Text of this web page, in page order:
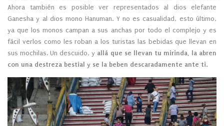
Ahora también es posible ver representados al dios elefante
Ganesha y al dios mono Hanuman. Y no es casualidad, esto último,
ya que los monos campan a sus anchas por todo el complejo y es
fácil verlos como les roban a los turistas las bebidas que llevan en
sus mochilas. Un descuido, y allá que se llevan tu mirinda, la abren
con una destreza bestial y se la beben descaradamente ante ti.